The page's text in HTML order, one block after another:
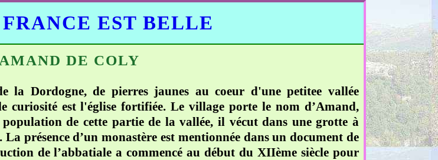
EST BELLE
DE COLY
la Dordogne, de pierres jaunes au coeur d'une petitee vallée
est l'église fortifiée. Le village porte le nom d’Amand,
de cette partie de la vallée, il vécut dans une grotte à
présence d’un monastère est mentionnée dans un document de
de l’abbatiale a commencé au début du XIIème siècle pour